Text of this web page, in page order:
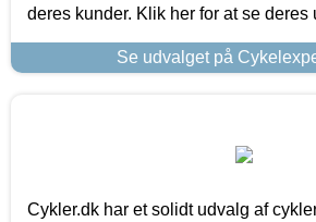
deres kunder. Klik her for at se deres
Se udvalget på
Cykler.dk har et solidt udvalg af